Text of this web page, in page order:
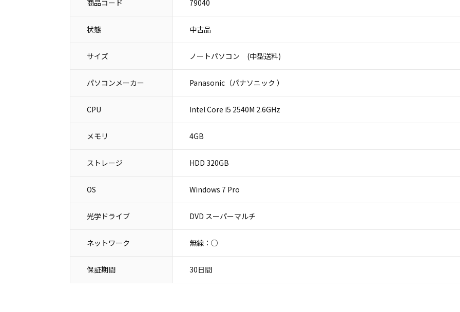
商品コード 79040
状態 中古品
サイズ ノートパソコン (中型送料)
パソコンメーカー Panasonic（パナソニック ）
CPU Intel Core i5 2540M 2.6GHz
メモリ 4GB
ストレージ HDD 320GB
OS Windows 7 Pro
光学ドライブ DVD スーパーマルチ
ネットワーク 無線：○
保証期間 30日間